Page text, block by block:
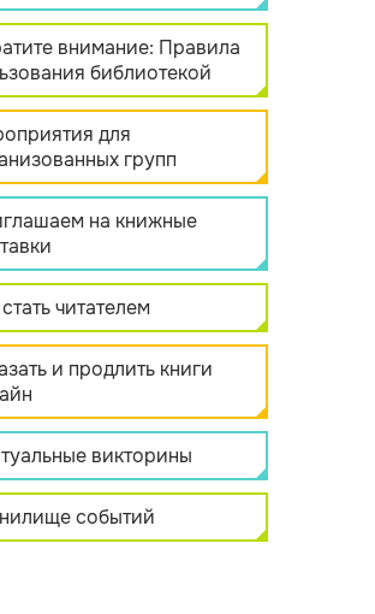
внимание: Правила
библиотекой
для
групп
на книжные
читателем
и продлить книги
викторины
событий